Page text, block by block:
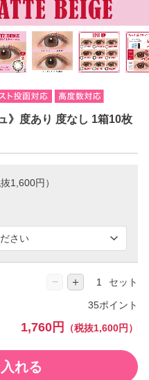
》度あり 度なし 1箱10枚
抜1,600円）
− ＋ セット
35ポイント
1,760円 （税抜1,600円）
れる